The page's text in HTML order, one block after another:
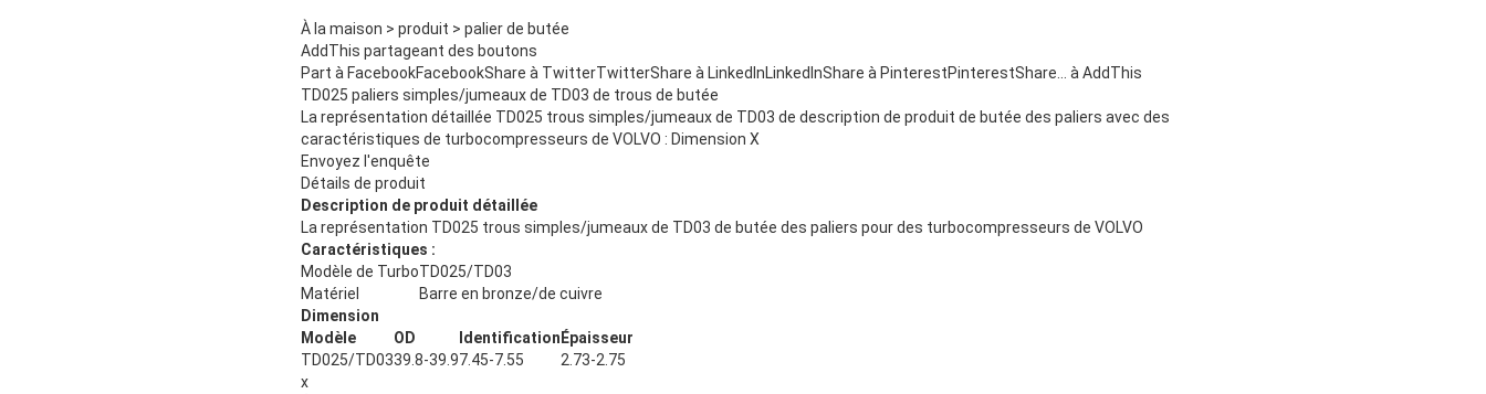
À la maison > produit > palier de butée
AddThis partageant des boutons
Part à FacebookFacebookShare à TwitterTwitterShare à LinkedInLinkedInShare à PinterestPinterestShare…
à AddThis
TD025 paliers simples/jumeaux de TD03 de trous de butée
La représentation détaillée TD025 trous simples/jumeaux de TD03 de description de produit de butée des paliers avec des
caractéristiques de turbocompresseurs de VOLVO : Dimension X
Envoyez l'enquête
Détails de produit
Description de produit détaillée
La représentation TD025 trous simples/jumeaux de TD03 de butée des paliers pour des turbocompresseurs de VOLVO
Caractéristiques :
Modèle de TurboTD025/TD03
Matériel
Barre en bronze/de cuivre
Dimension
Modèle
OD Identification Épaisseur
TD025/TD0339.8-39.97.45-7.55
2.73-2.75
x